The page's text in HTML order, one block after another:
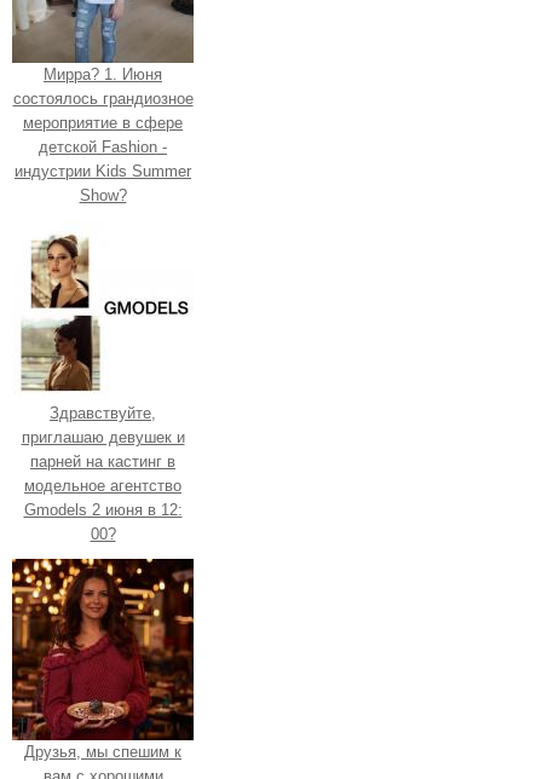
Мирра? 1. Июня
состоялось грандиозное
мероприятие в сфере
детской Fashion -
индустрии Kids Summer
Show?
Здравствуйте,
приглашаю девушек и
парней на кастинг в
модельное агентство
Gmodels 2 июня в 12:
00?
Друзья, мы спешим к
вам с хорошими